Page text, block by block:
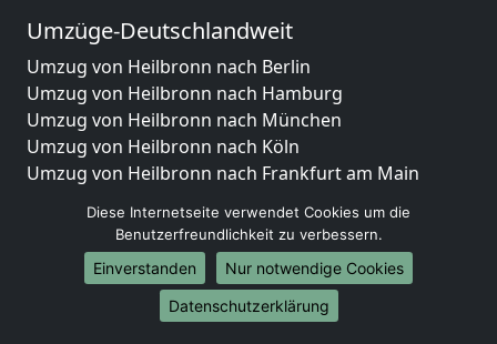
Umzüge-Deutschlandweit
Umzug von Heilbronn nach Berlin
Umzug von Heilbronn nach Hamburg
Umzug von Heilbronn nach München
Umzug von Heilbronn nach Köln
Umzug von Heilbronn nach Frankfurt am Main
Umzug von Heilbronn nach Düsseldorf
Umzug von Heilbronn nach Leipzig
Umzug von Heilbronn nach Dortmund
Umzug von Heilbronn nach Essen
Diese Internetseite verwendet Cookies um die
Benutzerfreundlichkeit zu verbessern.
Einverstanden
Nur notwendige Cookies
Datenschutzerklärung